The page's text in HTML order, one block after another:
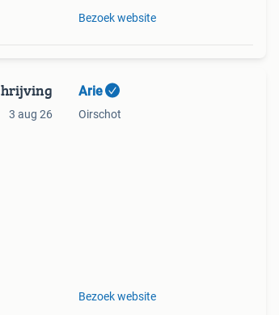
Bezoek website
3 aug 26
Arie
Oirschot
Bezoek website